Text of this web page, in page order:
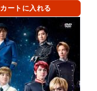
カートに入れる